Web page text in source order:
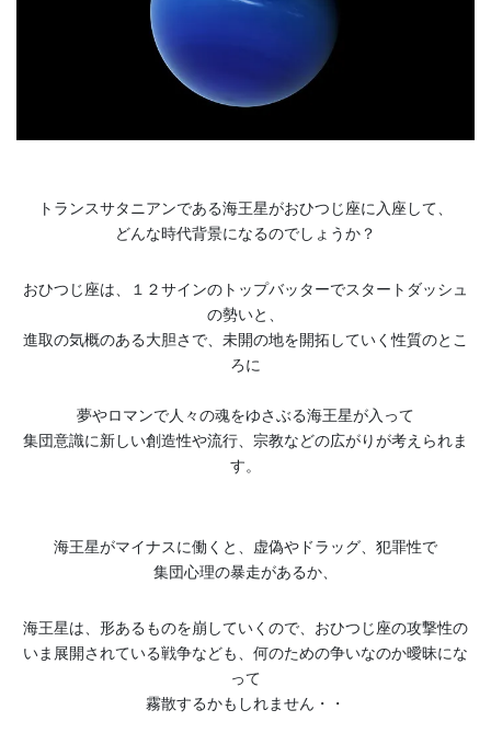
トランスサタニアンである海王星がおひつじ座に入座して、
どんな時代背景になるのでしょうか？
おひつじ座は、１２サインのトップバッターでスタートダッシュ
の勢いと、
進取の気概のある大胆さで、未開の地を開拓していく性質のとこ
ろに
夢やロマンで人々の魂をゆさぶる海王星が入って
集団意識に新しい創造性や流行、宗教などの広がりが考えられま
す。
海王星がマイナスに働くと、虚偽やドラッグ、犯罪性で
集団心理の暴走があるか、
海王星は、形あるものを崩していくので、おひつじ座の攻撃性の
いま展開されている戦争なども、何のための争いなのか曖昧にな
って
霧散するかもしれません・・